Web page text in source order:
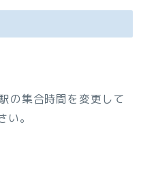
の集合時間を変更して
。